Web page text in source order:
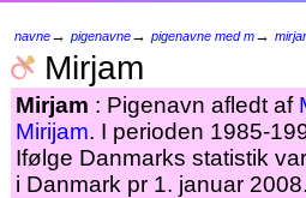
navne→ pigenavne→ pigenavne med m→
Mirjam
Mirjam : Pigenavn afledt af
Mirijam. I perioden 1985-
Ifølge Danmarks statistik
i Danmark pr 1. januar